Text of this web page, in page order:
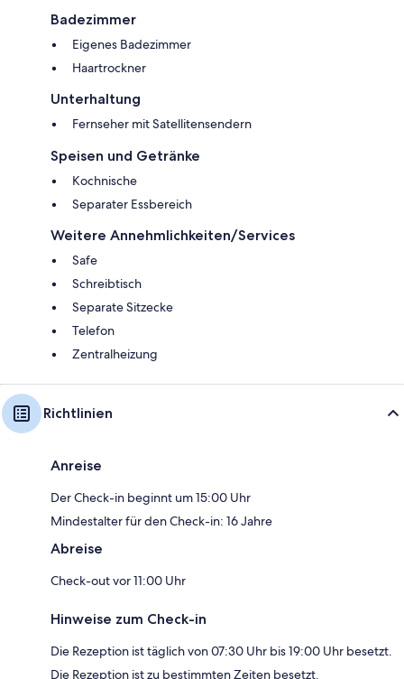
Badezimmer
Eigenes Badezimmer
Haartrockner
Unterhaltung
Fernseher mit Satellitensendern
Speisen und Getränke
Kochnische
Separater Essbereich
Weitere Annehmlichkeiten/Services
Safe
Schreibtisch
Separate Sitzecke
Telefon
Zentralheizung
Richtlinien
Anreise
Der Check-in beginnt um 15:00 Uhr
Mindestalter für den Check-in: 16 Jahre
Abreise
Check-out vor 11:00 Uhr
Hinweise zum Check-in
Die Rezeption ist täglich von 07:30 Uhr bis 19:00 Uhr besetzt.
Die Rezeption ist zu bestimmten Zeiten besetzt.